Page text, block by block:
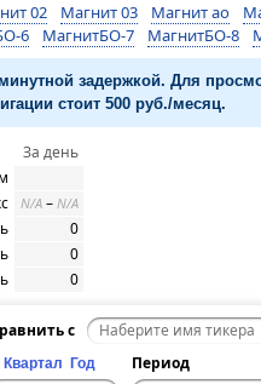
02 Магнит 03 Магнит ао
6 МагнитБО-7 МагнитБО-8
задержкой. Для
стоит 500 руб./месяц.
За день
N/A – N/A
0
0
0
с
Квартал Год Период